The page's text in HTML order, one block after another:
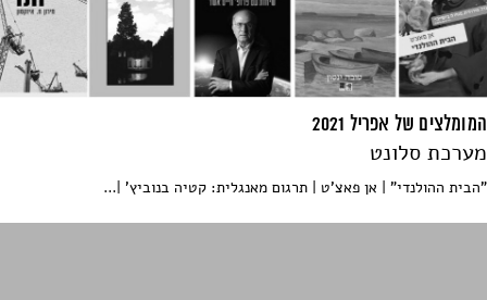
המומלצים של אפריל 2021
מערכת סלונט
"הבית ההולנדי" | אן פאצ'ט | תרגום מאנגלית: קטיה בנוביץ' |...